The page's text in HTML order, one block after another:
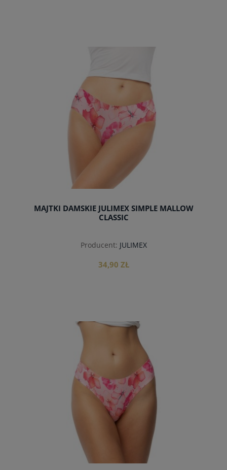
MAJTKI DAMSKIE JULIMEX SIMPLE MALLOW
CLASSIC
Producent: JULIMEX
34,90 ZŁ
do koszyka